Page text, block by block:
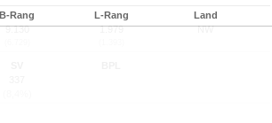
B-Rang
9.130
L-Rang
1.979
Land
NW